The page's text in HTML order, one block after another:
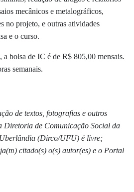
mecânicos e metalográficos,
no projeto, e outras atividades
e o curso.
a bolsa de IC é de R$ 805,00 mensais.
semanais.
de textos, fotografias e outros
Diretoria de Comunicação Social da
(Dirco/UFU) é livre;
citado(s) o(s) autor(es) e o Portal